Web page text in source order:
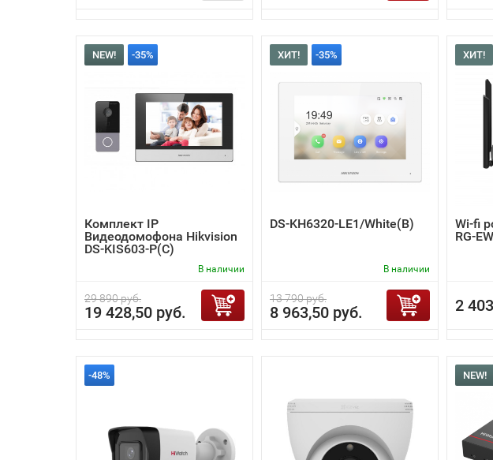
NEW! -35%
Комплект IP
Видеодомофона Hikvision
DS-KIS603-P(C)
В наличии
29 890 руб.
19 428,50 руб.
ХИТ! -35%
DS-KH6320-LE1/White(B)
В наличии
13 790 руб.
8 963,50 руб.
ХИТ!
Wi-fi
RG-
2
-48% NEW!